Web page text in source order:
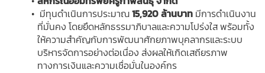
มีทุนดำเนินการประมาณ 15,920 ล้านบาท มีการดำเนินงาน
ที่มั่นคง โดยยึดหลักธรรมาภิบาลและความโปร่งใส พร้อมทั้ง
ให้ความสำคัญกับการพัฒนาศักยภาพบุคลากรและระบบ
บริหารจัดการอย่างต่อเนื่อง ส่งผลให้เกิดเสถียรภาพ
ทางการเงินและความเชื่อมั่นในองค์กร